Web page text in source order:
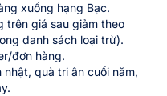
xuống hạng Bạc.
giá sau giảm theo
danh sách loại trừ).
đơn hàng.
quà tri ân cuối năm,